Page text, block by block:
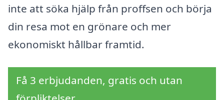
inte att söka hjälp från proffsen och börja
din resa mot en grönare och mer
ekonomiskt hållbar framtid.
Få 3 erbjudanden, gratis och utan